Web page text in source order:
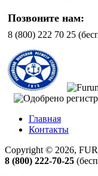
Позвоните нам:
8 (800) 222 70 25
Главная
Контакты
Copyright © 2026,
8 (800) 222-70-25